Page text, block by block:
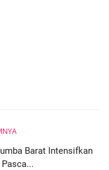
Barat Intensifkan